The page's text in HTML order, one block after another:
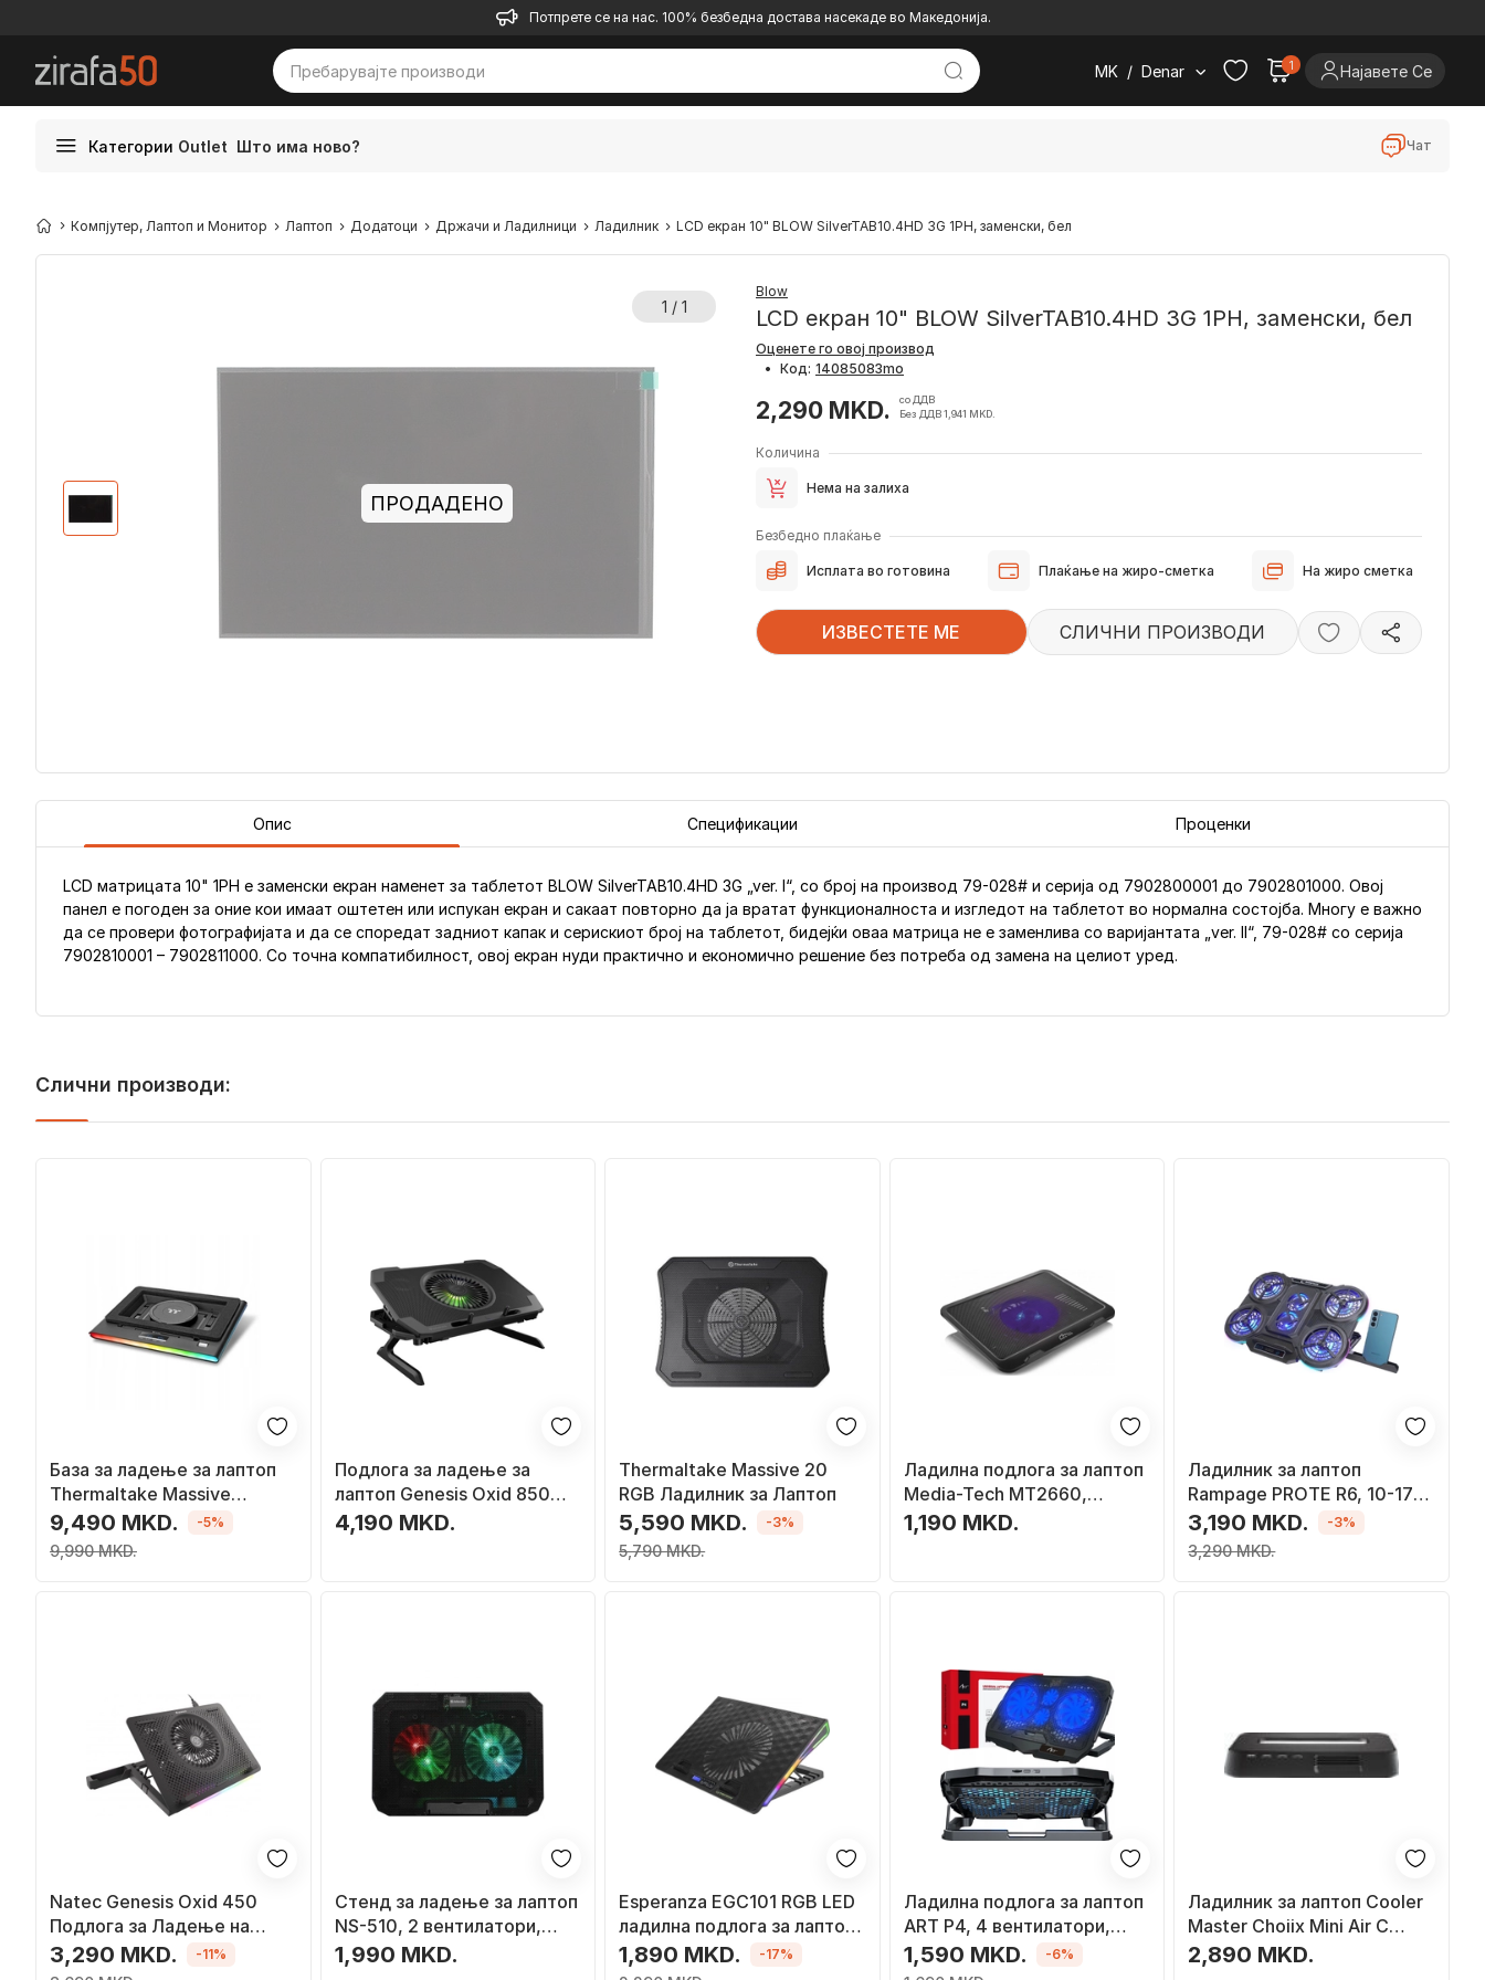
Потпрете се на нас. 100% безбедна достава насекаде во Македонија.
MK / Denar 1 Најавете Се
Категории Outlet Што има ново? Чат
Компјутер, Лаптоп и Монитор Лаптоп Додатоци Држачи и Ладилници Ладилник LCD екран 10" BLOW SilverTAB10.4HD 3G 1PH, заменски, бел
1 / 1
ПРОДАДЕНО
Blow
LCD екран 10" BLOW SilverTAB10.4HD 3G 1PH, заменски, бел
Оценете го овој производ
• Код:
2,290 MKD.
со ДДВ
Без ДДВ 1,941 MKD.
Количина
Нема на залиха
Безбедно плаќање
Исплата во готовина Плаќање на жиро-сметка На жиро сметка
ИЗВЕСТЕТЕ МЕ СЛИЧНИ ПРОИЗВОДИ
Опис Спецификации Проценки
LCD матрицата 10" 1PH е заменски екран наменет за таблетот BLOW SilverTAB10.4HD 3G „ver. I“, со број на производ 79-028# и серија од 7902800001 до 7902801000. Овој
панел е погоден за оние кои имаат оштетен или испукан екран и сакаат повторно да ја вратат функционалноста и изгледот на таблетот во нормална состојба. Многу е важно
да се провери фотографијата и да се споредат задниот капак и серискиот број на таблетот, бидејќи оваа матрица не е заменлива со варијантата „ver. II“, 79-028# со серија
7902810001 – 7902811000. Со точна компатибилност, овој екран нуди практично и економично решение без потреба од замена на целиот уред.
Слични производи:
База за ладење за лаптоп
Thermaltake Massive
Extreme, до 18\", RGB
осветлување, црна
9,490 MKD.
9,990 MKD.
-5%
Подлога за ладење за
лаптоп Genesis Oxid 850
RGB NHG-1858, 17.3\", 5
вентилатори, црна
4,190 MKD.
Thermaltake Massive 20
RGB Ладилник за Лаптоп
5,590 MKD.
5,790 MKD.
-3%
Ладилна подлога за лаптоп
Media-Tech MT2660,
вентилатор со
осветлување, USB, црна
1,190 MKD.
Ладилник за лаптоп
Rampage PROTE R6, 10-17\",
6 вентилатори, сив
3,190 MKD.
3,290 MKD.
-3%
Natec Genesis Oxid 450
Подлога за Ладeње на
Лаптоп, 15.6"
3,290 MKD. -11%
Стенд за ладење за лаптоп
NS-510, 2 вентилатори,
rainbow осветлување, црна
1,990 MKD.
Esperanza EGC101 RGB LED
ладилна подлога за лаптоп,
црна
1,890 MKD. -17%
Ладилна подлога за лаптоп
ART P4, 4 вентилатори,
ЛЕД, за 9-17\"
1,590 MKD. -6%
Ладилник за лаптоп Cooler
Master Choiix Mini Air C
HL02 KP, 7"-12", HUB 4x
2,890 MKD.